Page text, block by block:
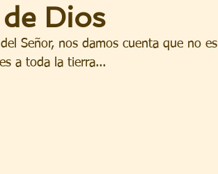
Dios
Señor, nos damos cuenta que no es
a toda la tierra...